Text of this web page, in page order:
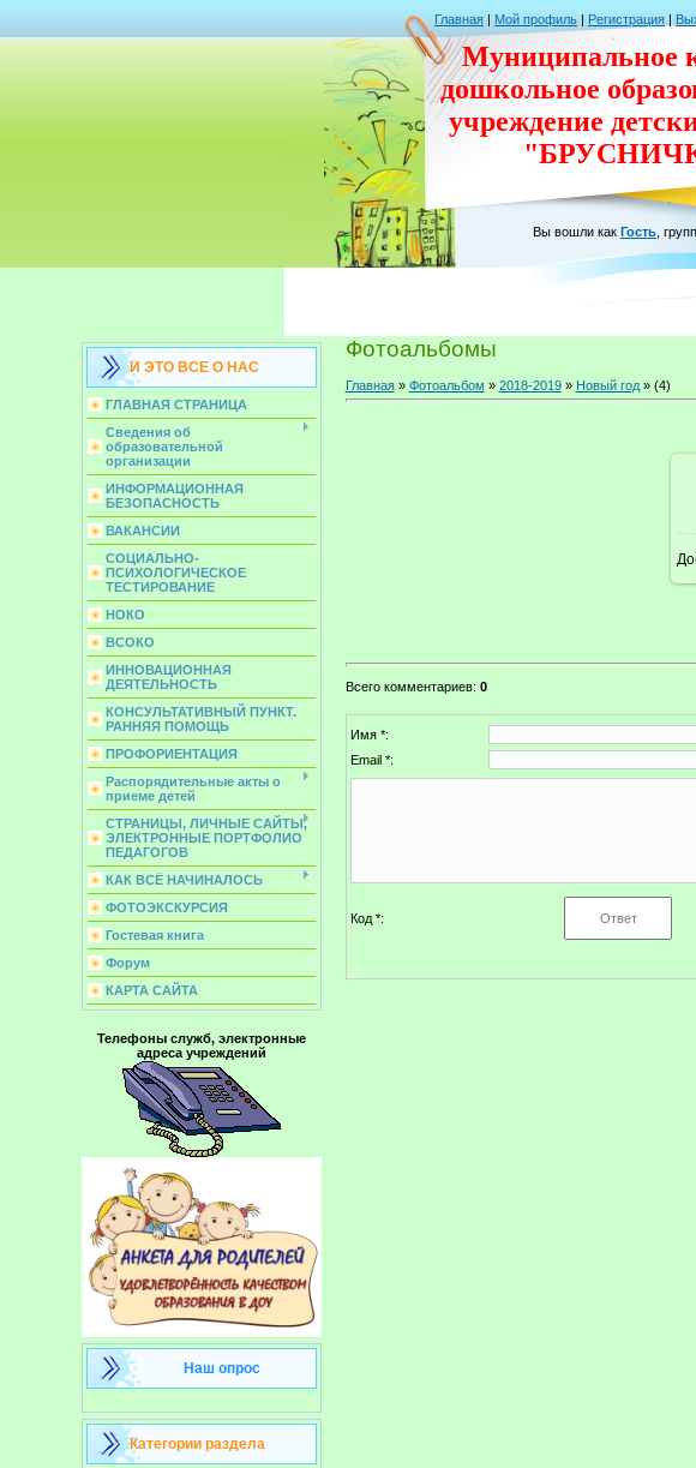
Главная | Мой профиль | Регистрация |
Муниципальное
дошкольное
учреждение
Вы вошли как Гость
И ЭТО ВСЕ О НАС
ГЛАВНАЯ СТРАНИЦА
Сведения об
образовательной
организации
ИНФОРМАЦИОННАЯ
БЕЗОПАСНОСТЬ
ВАКАНСИИ
СОЦИАЛЬНО-
ПСИХОЛОГИЧЕСКОЕ
ТЕСТИРОВАНИЕ
НОКО
ВСОКО
ИННОВАЦИОННАЯ
ДЕЯТЕЛЬНОСТЬ
КОНСУЛЬТАТИВНЫЙ ПУНКТ.
РАННЯЯ ПОМОЩЬ
ПРОФОРИЕНТАЦИЯ
Распорядительные акты о
приеме детей
СТРАНИЦЫ, ЛИЧНЫЕ САЙТЫ,
ЭЛЕКТРОННЫЕ ПОРТФОЛИО
ПЕДАГОГОВ
КАК ВСЁ НАЧИНАЛОСЬ
ФОТОЭКСКУРСИЯ
Гостевая книга
Форум
КАРТА САЙТА
Телефоны служб, электронные
адреса учреждений
Наш опрос
Категории раздела
Фотоальбомы
Главная» Фотоальбом » 2018-2019» Новый год» (4)
Всего комментариев: 0
Имя *:
Email *:
Код *: